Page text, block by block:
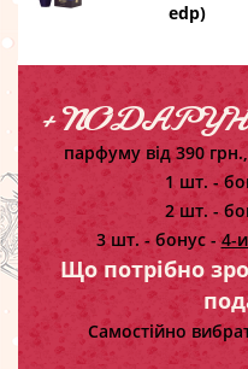
edp)
+
парфуму від 390 грн.,
1 шт. -
2 шт. -
3 шт. - бонус -4-
Що потрібно
Самостійно